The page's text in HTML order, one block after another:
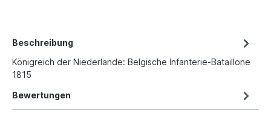
Beschreibung
Königreich der Niederlande: Belgische Infanterie-Bataillone
1815
Bewertungen